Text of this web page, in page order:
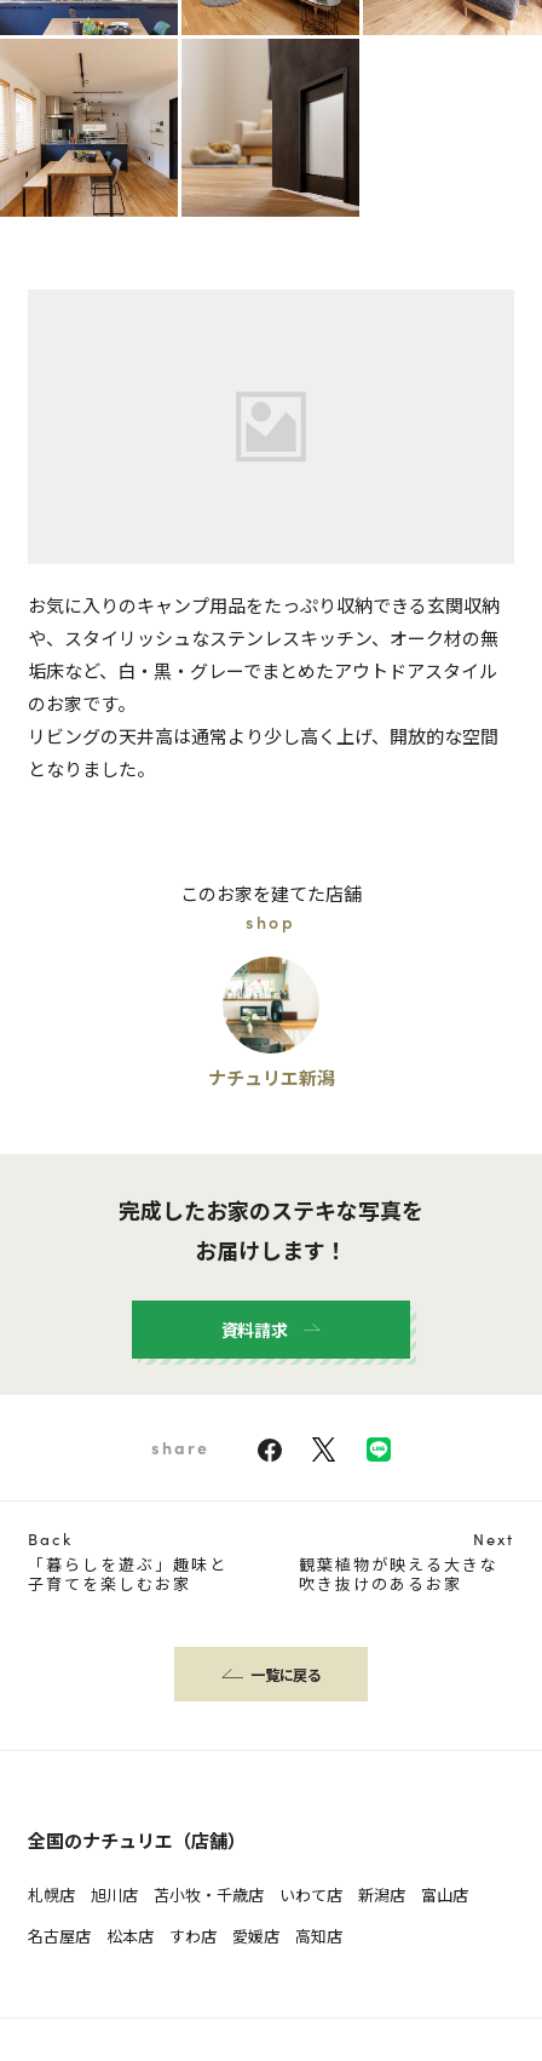
お気に入りのキャンプ用品をたっぷり収納できる玄関収納
や、スタイリッシュなステンレスキッチン、オーク材の無
垢床など、白・黒・グレーでまとめたアウトドアスタイル
のお家です。
リビングの天井高は通常より少し高く上げ、開放的な空間
となりました。
このお家を建てた店舗
shop
ナチュリエ新潟
完成したお家のステキな写真を
お届けします！
資料請求
share
Back
「暮らしを遊ぶ」趣味と
子育てを楽しむお家
一覧に戻る
Next
観葉植物が映える大きな
吹き抜けのあるお家
全国のナチュリエ（店舗）
札幌店 旭川店 苫小牧・千歳店 いわて店 新潟店
富山店
名古屋店
松本店 すわ店 愛媛店 高知店